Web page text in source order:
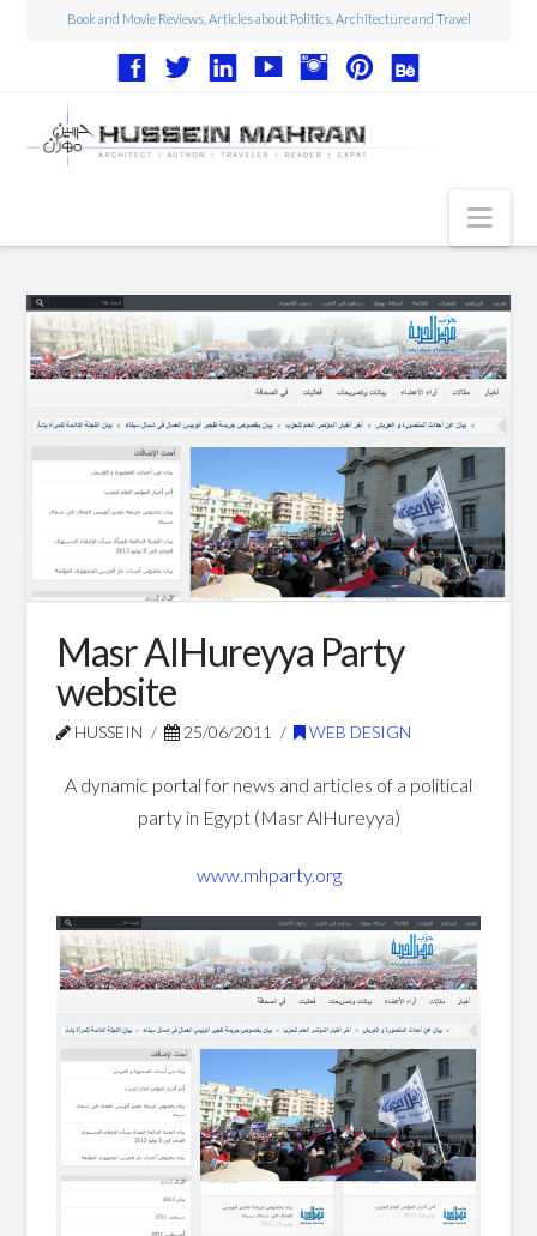
Book and Movie Reviews, Articles about Politics, Architecture and Travel
Book Reviews
Movie Reviews
Architecture
Web Design
Photography
Masr AlHureyya Party
website
HUSSEIN 25/06/2011 WEB DESIGN
A dynamic portal for news and articles of a political
party in Egypt (Masr AlHureyya)
www.mhparty.org